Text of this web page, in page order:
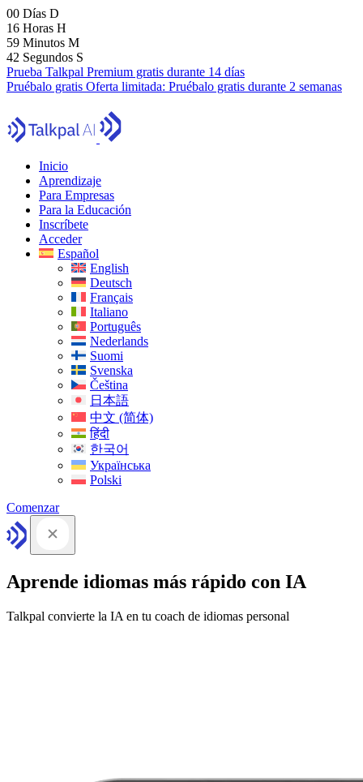
00 Días D
16 Horas H
59 Minutos M
41 Segundos S
Prueba Talkpal Premium gratis durante 14 días
Pruébalo gratis Oferta limitada: Pruébalo gratis durante 2 semanas
Inicio
Aprendizaje
Para Empresas
Para la Educación
Inscríbete
Acceder
Español
English
Deutsch
Français
Italiano
Português
Nederlands
Suomi
Svenska
Čeština
日本語
中文 (简体)
हिंदी
한국어
Українська
Polski
Comenzar
Aprende idiomas más rápido con IA
Talkpal convierte la IA en tu coach de idiomas personal